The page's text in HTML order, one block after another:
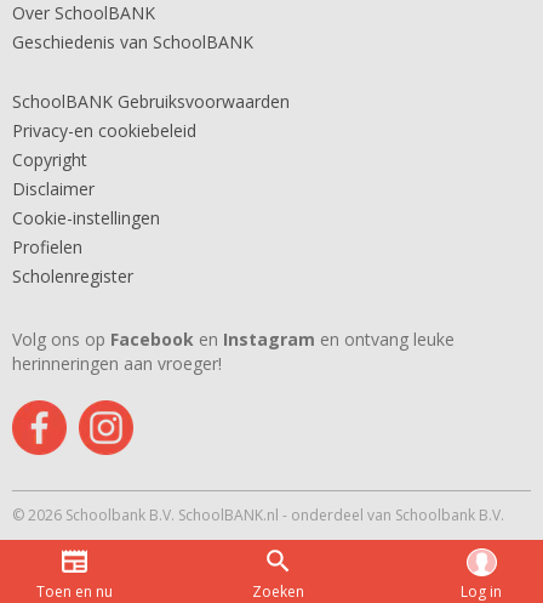
Over SchoolBANK
Geschiedenis van SchoolBANK
SchoolBANK Gebruiksvoorwaarden
Privacy-en cookiebeleid
Copyright
Disclaimer
Cookie-instellingen
Profielen
Scholenregister
Volg ons op Facebook en Instagram en ontvang leuke
herinneringen aan vroeger!
© 2026 Schoolbank B.V. SchoolBANK.nl - onderdeel van Schoolbank B.V.
Toen en nu Zoeken Log in